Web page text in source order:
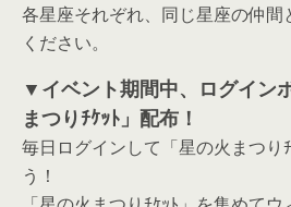
各星座それぞれ、同じ星座の仲間
ください。
▼イベント期間中、ログイン
まつりﾁｹｯﾄ」配布！
毎日ログインして「星の火まつり
う！